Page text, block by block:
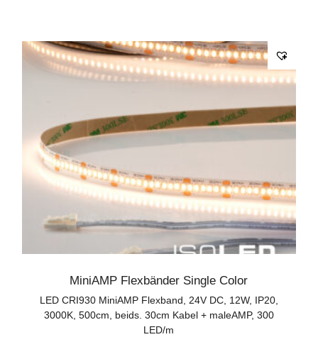
MiniAMP Flexbänder Single Color
LED CRI930 MiniAMP Flexband, 24V DC, 12W, IP20,
3000K, 500cm, beids. 30cm Kabel + maleAMP, 300
LED/m